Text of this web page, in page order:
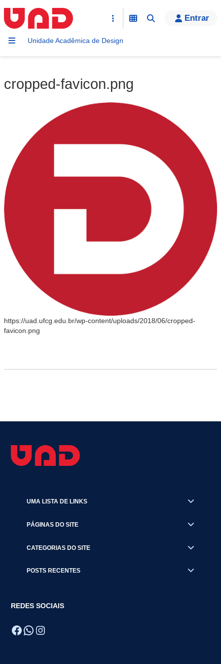
Entrar
Unidade Acadêmica de Design
cropped-favicon.png
https://uad.ufcg.edu.br/wp-content/uploads/2018/06/cropped-
favicon.png
UMA LISTA DE LINKS
PÁGINAS DO SITE
CATEGORIAS DO SITE
POSTS RECENTES
REDES SOCIAIS
Facebook
WhatsApp
Instagram